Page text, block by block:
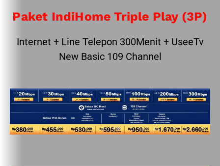
Paket IndiHome Triple Play (3P)
Internet + Line Telepon 300Menit + UseeTv
New Basic 109 Channel